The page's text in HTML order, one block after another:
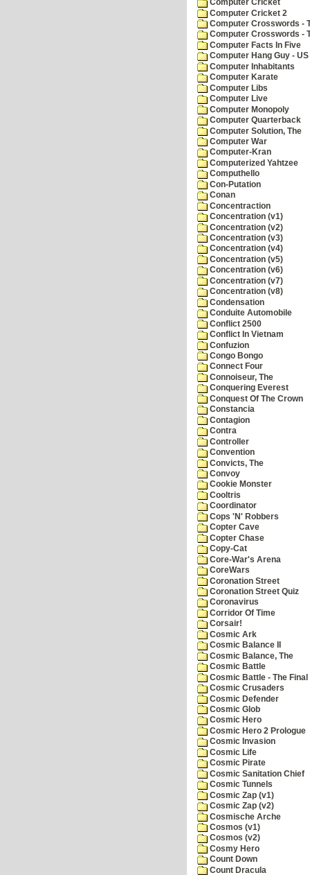
Computer Cricket
Computer Cricket 2
Computer Crosswords -
Computer Crosswords -
Computer Facts In Five
Computer Hang Guy -
Computer Inhabitants
Computer Karate
Computer Libs
Computer Live
Computer Monopoly
Computer Quarterback
Computer Solution, The
Computer War
Computer-Kran
Computerized Yahtzee
Computhello
Con-Putation
Conan
Concentraction
Concentration (v1)
Concentration (v2)
Concentration (v3)
Concentration (v4)
Concentration (v5)
Concentration (v6)
Concentration (v7)
Concentration (v8)
Condensation
Conduite Automobile
Conflict 2500
Conflict In Vietnam
Confuzion
Congo Bongo
Connect Four
Connoiseur, The
Conquering Everest
Conquest Of The Crown
Constancia
Contagion
Contra
Controller
Convention
Convicts, The
Convoy
Cookie Monster
Cooltris
Coordinator
Cops 'N' Robbers
Copter Cave
Copter Chase
Copy-Cat
Core-War's Arena
CoreWars
Coronation Street
Coronation Street Quiz
Coronavirus
Corridor Of Time
Corsair!
Cosmic Ark
Cosmic Balance II
Cosmic Balance, The
Cosmic Battle
Cosmic Battle - The
Cosmic Crusaders
Cosmic Defender
Cosmic Glob
Cosmic Hero
Cosmic Hero 2 Prologue
Cosmic Invasion
Cosmic Life
Cosmic Pirate
Cosmic Sanitation Chief
Cosmic Tunnels
Cosmic Zap (v1)
Cosmic Zap (v2)
Cosmische Arche
Cosmos (v1)
Cosmos (v2)
Cosmy Hero
Count Down
Count Dracula